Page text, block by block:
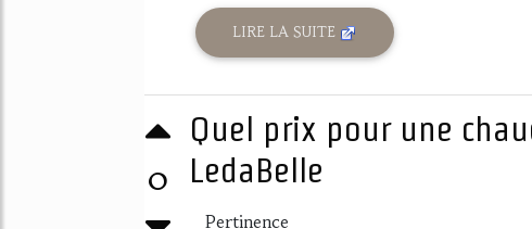
LIRE LA SUITE
0
Quel prix pour une
LedaBelle
Pertinence